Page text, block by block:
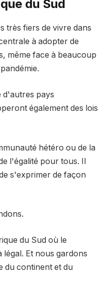
du Sud
très fiers de vivre dans
à adopter de
même face à beaucoup
d'autres pays
également des lois
hétéro ou de la
l'égalité pour tous. Il
s'exprimer de façon
du Sud où le
légal. Et nous gardons
du continent et du